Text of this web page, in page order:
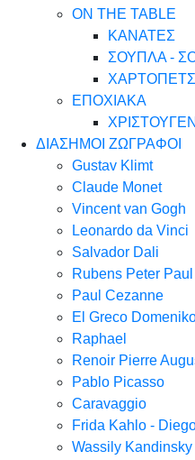
ON THE TABLE
ΚΑΝΑΤΕΣ
ΣΟΥΠΛΑ -
ΕΠΟΧΙΑΚΑ
ΔΙΑΣΗΜΟΙ ΖΩΓΡΑΦΟΙ
Gustav Klimt
Claude Monet
Vincent van Gogh
Leonardo da Vinci
Salvador Dali
Rubens Peter Paul
Paul Cezanne
El Greco
Raphael
Renoir Pierre
Pablo Picasso
Caravaggio
Frida Kahlo -
Wassily Kandinsky